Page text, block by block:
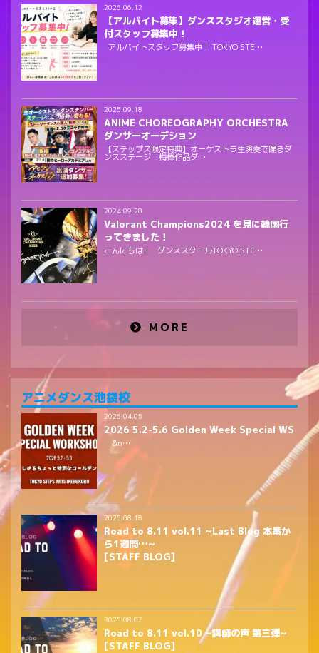
2026.06.12
【アルバイト募集】ダンススタジオ運営・受
付スタッフ募集中！
アルバイトスタッフ募集中！ TOKYO STE…
2025.09.18
ANIME CHOREOGRAPHY ORCHESTRA
ダンサーオーデション
【ステップス限定特典】オーケストラ生演奏で踊るダ
ンスステージ：梅棒作品ダ…
2024.09.28
Valorant Champions2024 を見に韓国行
ってきました！
こんにちは！ ダンススクールTOKYO STE…
MORE
アニメダンス池袋校
2026.04.05
2026 5.2-5.6 Golden Week Special WS
&n…
2025.08.18
Road to 8.11 vol.11 ~Last Blog 本番か
ら1週間…~
[STAFF BLOG]
2025.08.07
Road to 8.11 vol.10 ~講師の声 第三弾~
[STAFF BLOG]